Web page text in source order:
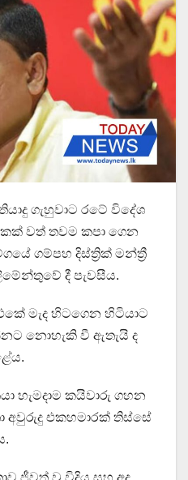
ගැහුවාට රටේ විදේශ
වත් තවම කපා ගෙන
ගම්පහ දිස්ත්‍රික් මන්ත්‍රී
දී පැවසීය.
මැද හිටගෙන හිටියාට
නොහැකි වී ඇතැයි ද
හැමදාම කයිවාරු ගහන
අවුරුදු එකහමාරක් තිස්සේ
ජීවත් වූ විදිය සහ අද